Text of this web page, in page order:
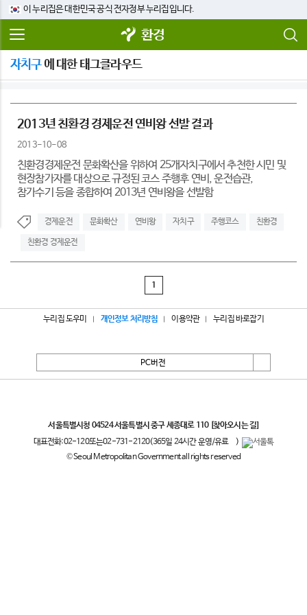
이 누리집은 대한민국 공식 전자정부 누리집입니다.
환경
자치구에 대한 태그클라우드
2013년 친환경 경제운전 연비왕 선발 결과
2013-10-08
친환경경제운전 문화확산을 위하여 25개자치구에서 추천한 시민 및
현장참가자를 대상으로 규정된 코스 주행후 연비, 운전습관,
참가수기 등을 종합하여 2013년 연비왕을 선발함
경제운전 문화확산 연비왕 자치구 주행코스 친환경
친환경 경제운전
1
누리집 도우미 개인정보 처리방침 이용약관 누리집 바로잡기
PC버전
서울특별시청 04524 서울특별시 중구 세종대로 110 [찾아오시는 길]
대표전화:02-120또는02-731-2120(365일 24시간 운영/유료
)
© Seoul Metropolitan Government all rights reserved